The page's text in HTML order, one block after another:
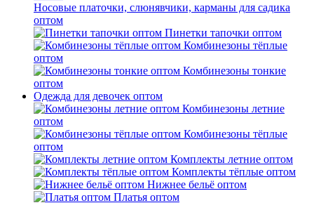
Носовые платочки, слюнявчики, карманы для садика
оптом
Пинетки тапочки оптом
Комбинезоны тёплые
оптом
Комбинезоны тонкие
оптом
Одежда для девочек оптом
Комбинезоны летние
оптом
Комбинезоны тёплые
оптом
Комплекты летние оптом
Комплекты тёплые оптом
Нижнее бельё оптом
Платья оптом